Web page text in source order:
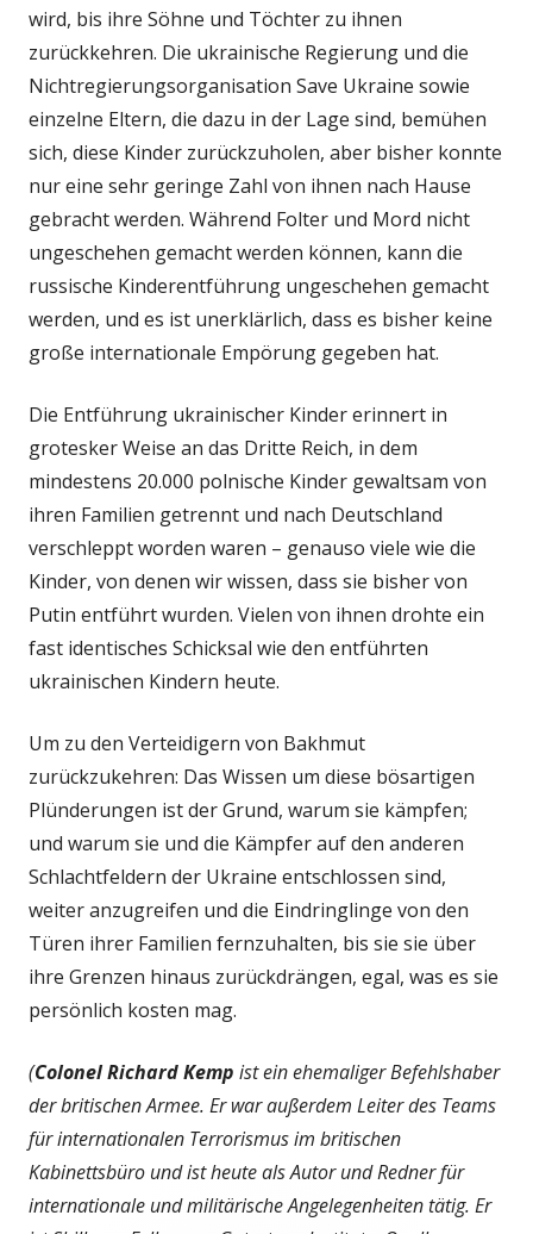
wird, bis ihre Söhne und Töchter zu ihnen
zurückkehren. Die ukrainische Regierung und die
Nichtregierungsorganisation Save Ukraine sowie
einzelne Eltern, die dazu in der Lage sind, bemühen
sich, diese Kinder zurückzuholen, aber bisher konnte
nur eine sehr geringe Zahl von ihnen nach Hause
gebracht werden. Während Folter und Mord nicht
ungeschehen gemacht werden können, kann die
russische Kinderentführung ungeschehen gemacht
werden, und es ist unerklärlich, dass es bisher keine
große internationale Empörung gegeben hat.
Die Entführung ukrainischer Kinder erinnert in
grotesker Weise an das Dritte Reich, in dem
mindestens 20.000 polnische Kinder gewaltsam von
ihren Familien getrennt und nach Deutschland
verschleppt worden waren – genauso viele wie die
Kinder, von denen wir wissen, dass sie bisher von
Putin entführt wurden. Vielen von ihnen drohte ein
fast identisches Schicksal wie den entführten
ukrainischen Kindern heute.
Um zu den Verteidigern von Bakhmut
zurückzukehren: Das Wissen um diese bösartigen
Plünderungen ist der Grund, warum sie kämpfen;
und warum sie und die Kämpfer auf den anderen
Schlachtfeldern der Ukraine entschlossen sind,
weiter anzugreifen und die Eindringlinge von den
Türen ihrer Familien fernzuhalten, bis sie sie über
ihre Grenzen hinaus zurückdrängen, egal, was es sie
persönlich kosten mag.
(Colonel Richard Kemp ist ein ehemaliger Befehlshaber
der britischen Armee. Er war außerdem Leiter des Teams
für internationalen Terrorismus im britischen
Kabinettsbüro und ist heute als Autor und Redner für
internationale und militärische Angelegenheiten tätig. Er